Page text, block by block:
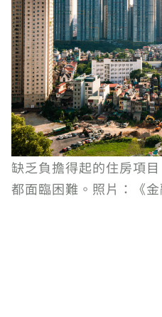
缺乏負擔得起的住房項
都面臨困難。照片：《金